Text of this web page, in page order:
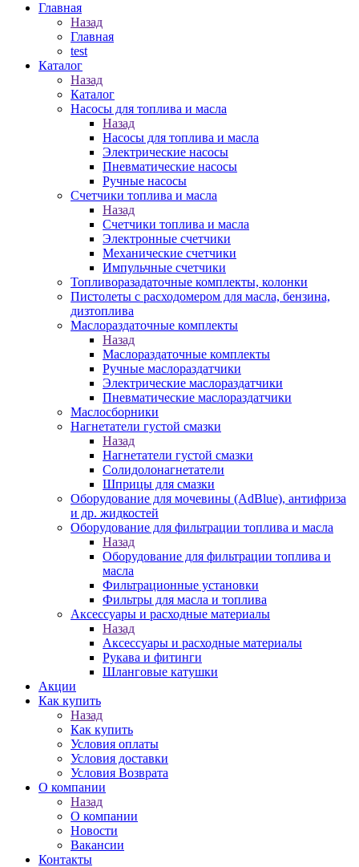
Главная
Назад
Главная
test
Каталог
Назад
Каталог
Насосы для топлива и масла
Назад
Насосы для топлива и масла
Электрические насосы
Пневматические насосы
Ручные насосы
Счетчики топлива и масла
Назад
Счетчики топлива и масла
Электронные счетчики
Механические счетчики
Импульчные счетчики
Топливоразадаточные комплекты, колонки
Пистолеты с расходомером для масла, бензина,
дизтоплива
Маслораздаточные комплекты
Назад
Маслораздаточные комплекты
Ручные маслораздатчики
Электрические маслораздатчики
Пневматические маслораздатчики
Маслосборники
Нагнетатели густой смазки
Назад
Нагнетатели густой смазки
Солидолонагнетатели
Шприцы для смазки
Оборудование для мочевины (AdBlue), антифриза
и др. жидкостей
Оборудование для фильтрации топлива и масла
Назад
Оборудование для фильтрации топлива и
масла
Фильтрационные установки
Фильтры для масла и топлива
Аксессуары и расходные материалы
Назад
Аксессуары и расходные материалы
Рукава и фитинги
Шланговые катушки
Акции
Как купить
Назад
Как купить
Условия оплаты
Условия доставки
Условия Возврата
О компании
Назад
О компании
Новости
Вакансии
Контакты